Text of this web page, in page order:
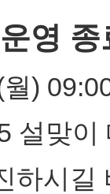
영 종
)
설맞이
하시길